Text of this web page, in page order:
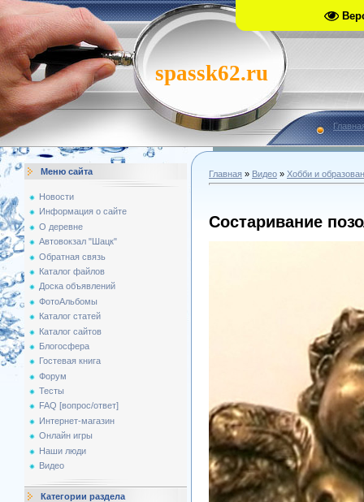
spassk62.ru
Меню сайта
Новости
Информация о сайте
О деревне
Автовокзал "Шацк"
Обратная связь
Каталог файлов
Доска объявлений
ФотоАльбомы
Каталог статей
Каталог сайтов
Блогосфера
Гостевая книга
Форум
Тесты
FAQ [вопрос/ответ]
Интернет-магазин
Онлайн игры
Наши люди
Видео
Категории раздела
Главная » Видео » Хобби и
Состаривание